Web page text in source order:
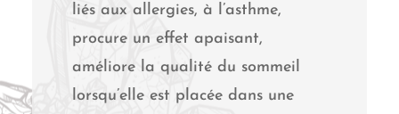
liés aux allergies, à l’asthme,
procure un effet apaisant,
améliore la qualité du sommeil
lorsqu’elle est placée dans une